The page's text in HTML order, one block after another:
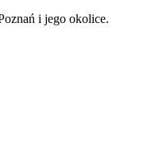
i jego okolice.